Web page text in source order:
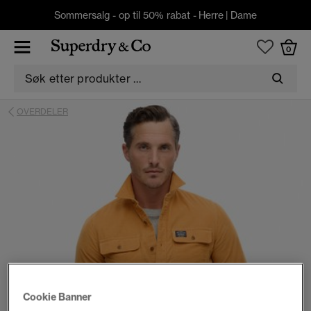
Sommersalg - op til 50% rabat - Herre | Dame
0
OVERDELER
Cookie Banner